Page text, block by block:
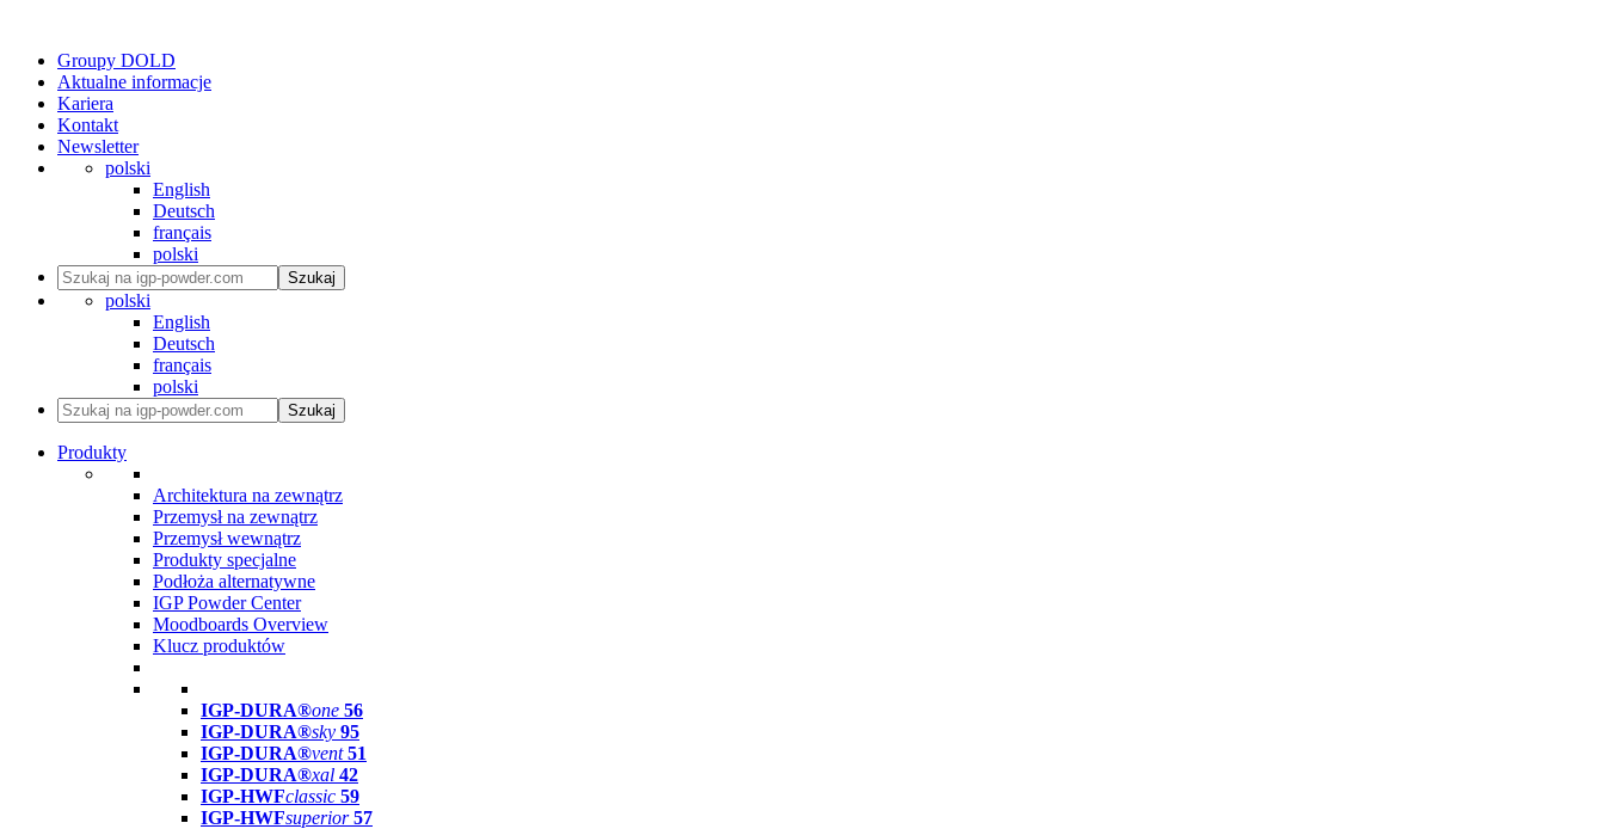
Groupy DOLD
Aktualne informacje
Kariera
Kontakt
Newsletter
polski
English
Deutsch
français
polski
Szukaj
polski
English
Deutsch
français
polski
Szukaj
Produkty
Architektura na zewnątrz
Przemysł na zewnątrz
Przemysł wewnątrz
Produkty specjalne
Podłoża alternatywne
IGP Powder Center
Moodboards Overview
Klucz produktów
IGP-DURA®one 56
IGP-DURA®sky 95
IGP-DURA®vent 51
IGP-DURA®xal 42
IGP-HWFclassic 59
IGP-HWFsuperior 57